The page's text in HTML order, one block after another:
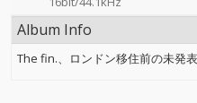
Album Info
The fin.、ロンドン移住前の未発